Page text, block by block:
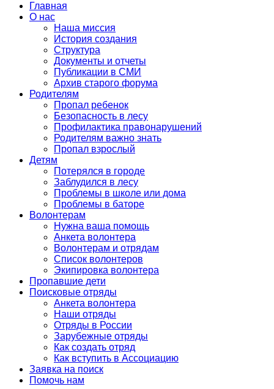
Главная
О нас
Наша миссия
История создания
Структура
Документы и отчеты
Публикации в СМИ
Архив старого форума
Родителям
Пропал ребенок
Безопасность в лесу
Профилактика правонарушений
Родителям важно знать
Пропал взрослый
Детям
Потерялся в городе
Заблудился в лесу
Проблемы в школе или дома
Проблемы в баторе
Волонтерам
Нужна ваша помощь
Анкета волонтера
Волонтерам и отрядам
Список волонтеров
Экипировка волонтера
Пропавшие дети
Поисковые отряды
Анкета волонтера
Наши отряды
Отряды в России
Зарубежные отряды
Как создать отряд
Как вступить в Ассоциацию
Заявка на поиск
Помочь нам